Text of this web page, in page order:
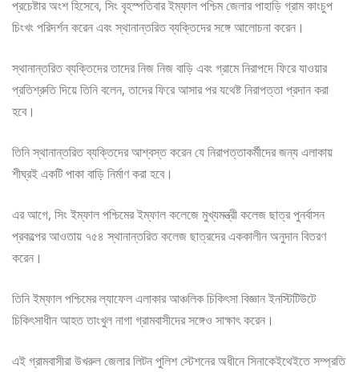
প্রচেষ্টার অংশ হিসেবে, সিং বৃহস্পতিবার ইম্ফাল পশ্চিম জেলার পাহাড়ি গ্রাম কাংচুপ
চিংখং পরিদর্শন করেন এবং স্থানান্তরিত ব্যক্তিদের সঙ্গে আলোচনা করেন।
স্থানান্তরিত ব্যক্তিদের তাদের নিজ নিজ বাড়ি এবং গ্রামে নিরাপদে ফিরে যাওয়ার
প্রতিশ্রুতি দিয়ে তিনি বলেন, তাদের ফিরে আসার পর যথেষ্ট নিরাপত্তা প্রদান করা
হবে।
তিনি স্থানান্তরিত ব্যক্তিদের আশ্বস্ত করেন যে নিরাপত্তাকর্মীদের জন্য এলাকায়
শীঘ্রই একটি পাকা বাড়ি নির্মাণ করা হবে।
এর আগে, সিং ইম্ফাল পশ্চিমের ইম্ফাল কলেজে মুখ্যমন্ত্রী কলেজ ছাত্র পুনর্বাসন
প্রকল্পের আওতায় ৭৫৪ স্থানান্তরিত কলেজ ছাত্রদের এককালীন অনুদান বিতরণ
করেন।
তিনি ইম্ফাল পশ্চিমের ল্যাফেল এলাকার আঞ্চলিক চিকিৎসা বিজ্ঞান ইনস্টিটিউটে
চিকিৎসাধীন আহত তাংখুল নাগা গ্রামবাসীদের সঙ্গেও সাক্ষাৎ করেন।
এই গ্রামবাসীরা উখরুল জেলার লিটন পুলিশ স্টেশনের অধীনে সিনাকেইথেইতে সম্প্রতি